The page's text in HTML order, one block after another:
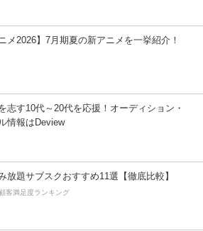
メ2026】7月期夏の新アニメを一挙紹介！
志す10代～20代を応援！オーディション・
情報はDeview
放題サブスクおすすめ11選【徹底比較】
客満足度ランキング